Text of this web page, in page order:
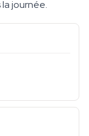
journée.